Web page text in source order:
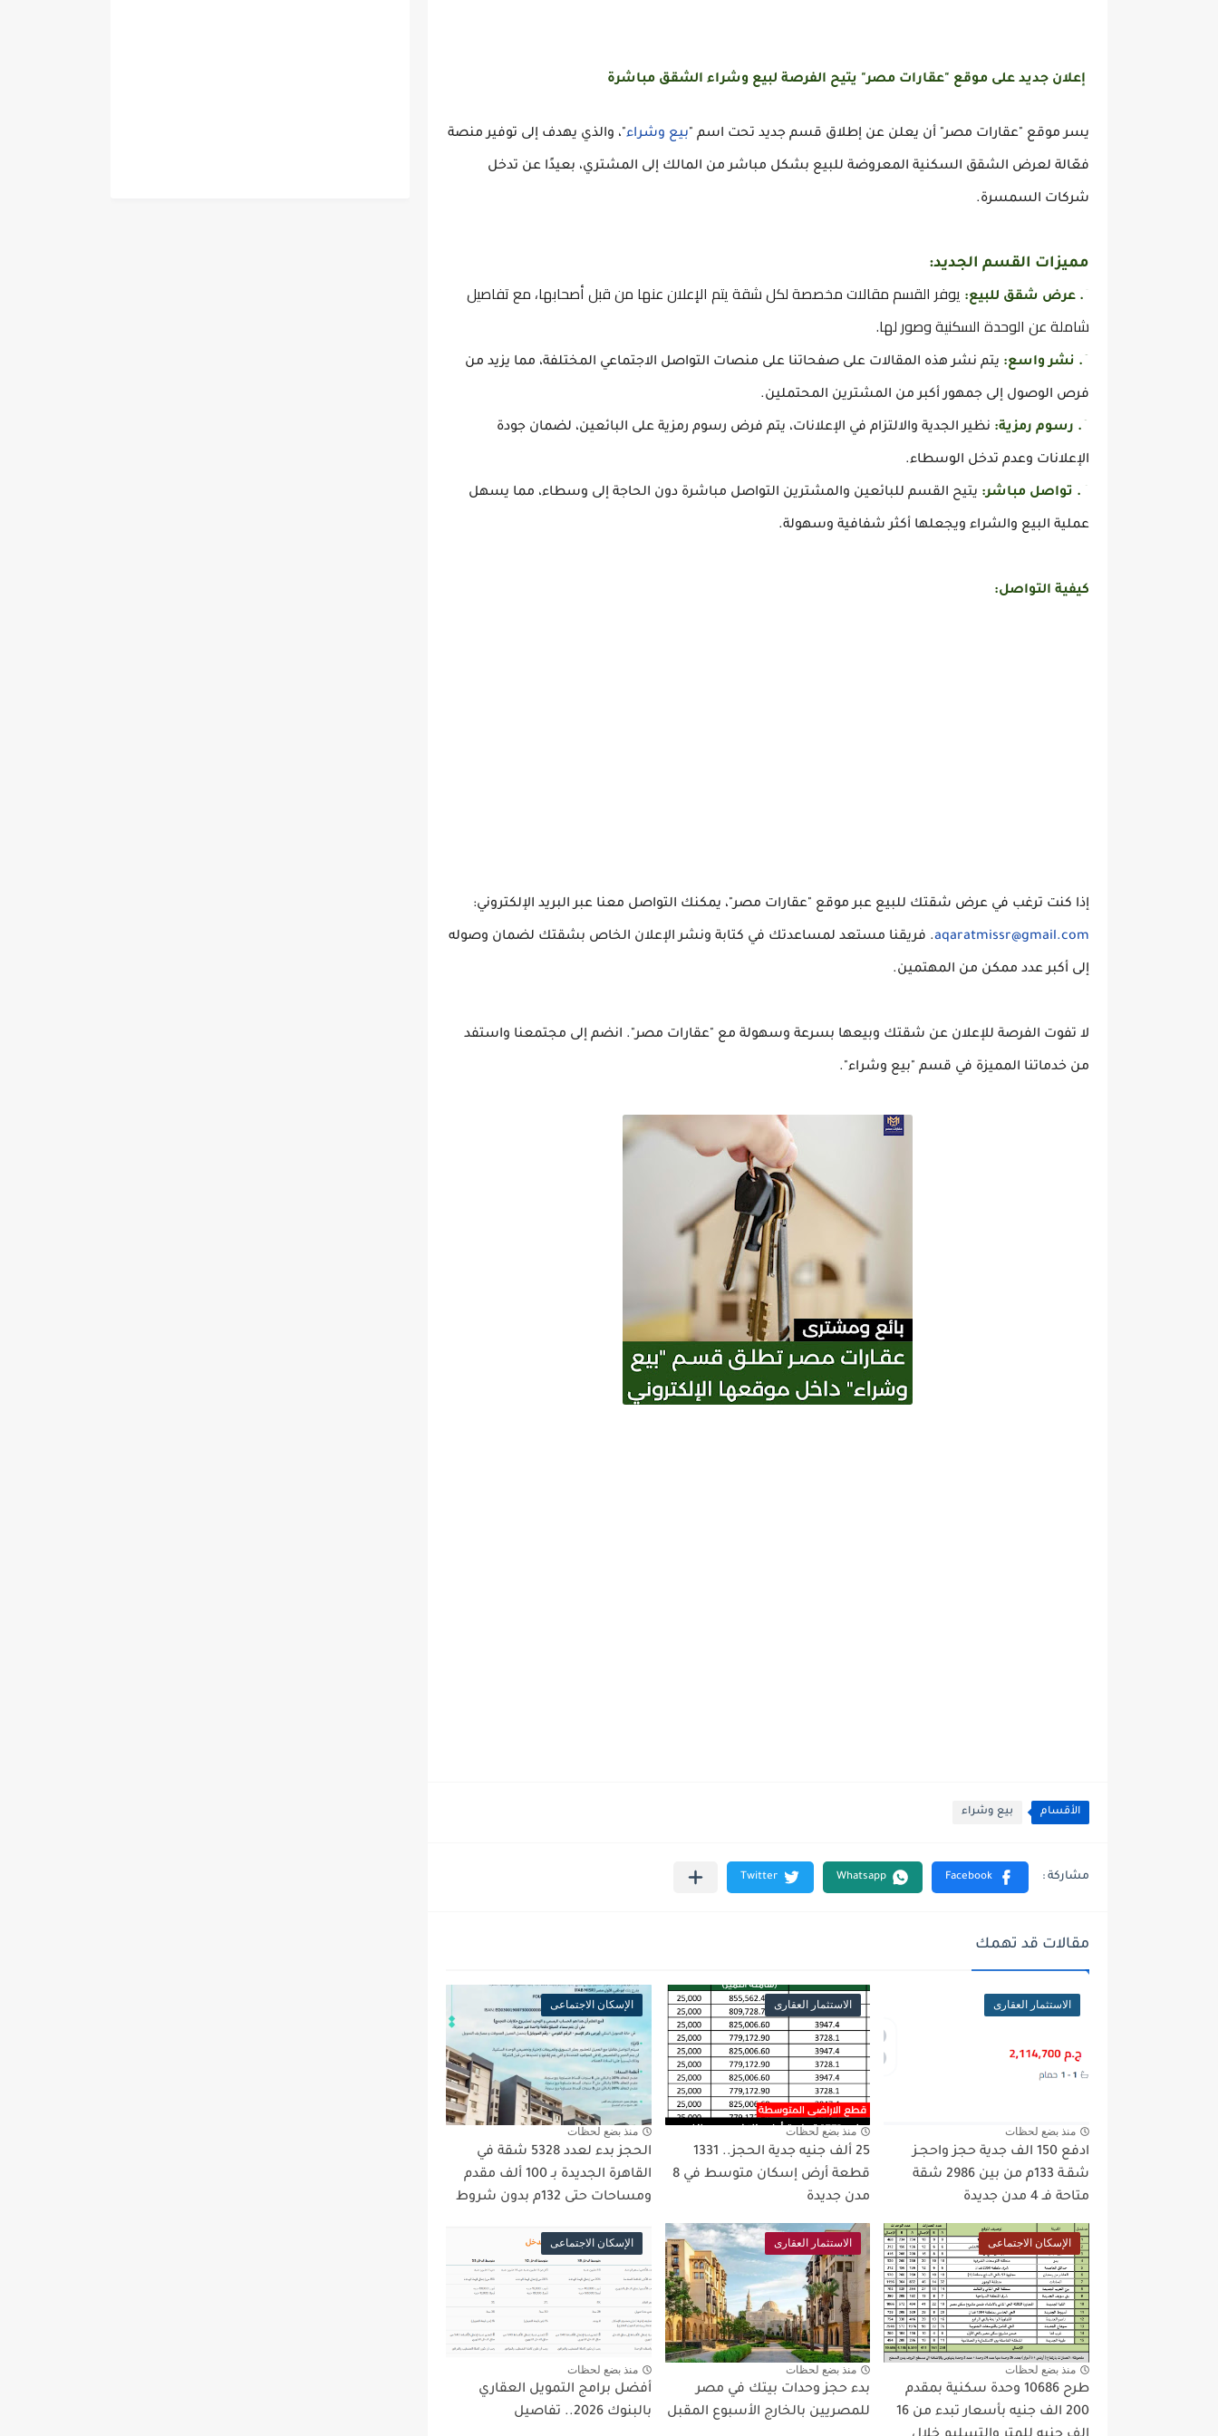
إعلان جديد على موقع "عقارات مصر" يتيح الفرصة لبيع وشراء الشقق مباشرة
يسر موقع "عقارات مصر" أن يعلن عن إطلاق قسم جديد تحت اسم "بيع وشراء"، والذي يهدف إلى توفير منصة
فعّالة لعرض الشقق السكنية المعروضة للبيع بشكل مباشر من المالك إلى المشتري، بعيدًا عن تدخل
شركات السمسرة.
مميزات القسم الجديد:
عرض شقق للبيع: يوفر القسم مقالات مخصصة لكل شقة يتم الإعلان عنها من قبل أصحابها، مع تفاصيل
شاملة عن الوحدة السكنية وصور لها.
نشر واسع: يتم نشر هذه المقالات على صفحاتنا على منصات التواصل الاجتماعي المختلفة، مما يزيد من
فرص الوصول إلى جمهور أكبر من المشترين المحتملين.
رسوم رمزية: نظير الجدية والالتزام في الإعلانات، يتم فرض رسوم رمزية على البائعين، لضمان جودة
الإعلانات وعدم تدخل الوسطاء.
تواصل مباشر: يتيح القسم للبائعين والمشترين التواصل مباشرة دون الحاجة إلى وسطاء، مما يسهل
عملية البيع والشراء ويجعلها أكثر شفافية وسهولة.
كيفية التواصل:
إذا كنت ترغب في عرض شقتك للبيع عبر موقع "عقارات مصر"، يمكنك التواصل معنا عبر البريد الإلكتروني:
aqaratmissr@gmail.com. فريقنا مستعد لمساعدتك في كتابة ونشر الإعلان الخاص بشقتك لضمان وصوله
إلى أكبر عدد ممكن من المهتمين.
لا تفوت الفرصة للإعلان عن شقتك وبيعها بسرعة وسهولة مع "عقارات مصر". انضم إلى مجتمعنا واستفد
من خدماتنا المميزة في قسم "بيع وشراء".
الأقسام بيع وشراء
مقالات قد تهمك
الاستثمار العقارى
منذ بضع لحظات
ادفع 150 الف جدية حجز واحجـز
شقـة 133م من بين 2986 شقة
متاحة فـ 4 مدن جديدة
الاستثمار العقارى
منذ بضع لحظات
25 ألف جنيه جدية الحجز.. 1331
قطعة أرض إسكان متوسط في 8
مدن جديدة
الإسكان الاجتماعى
منذ بضع لحظات
الحجز بدء لعدد 5328 شقة في
القاهرة الجديدة بـ 100 ألف مقدم
ومساحات حتى 132م بدون شروط
الإسكان الاجتماعى
منذ بضع لحظات
طرح 10686 وحدة سكنية بمقدم
200 الف جنيه بأسعار تبدء من 16
الاستثمار العقارى
منذ بضع لحظات
بدء حجز وحدات بيتك في مصر
للمصريين بالخارج الأسبوع المقبل
الإسكان الاجتماعى
منذ بضع لحظات
أفضل برامج التمويل العقاري
بالبنوك 2026.. تفاصيل